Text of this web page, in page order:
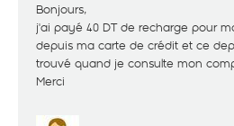
Bonjours,
j'ai payé 40 DT de recharge pour
depuis ma carte de crédit et ce
trouvé quand je consulte mon
Merci